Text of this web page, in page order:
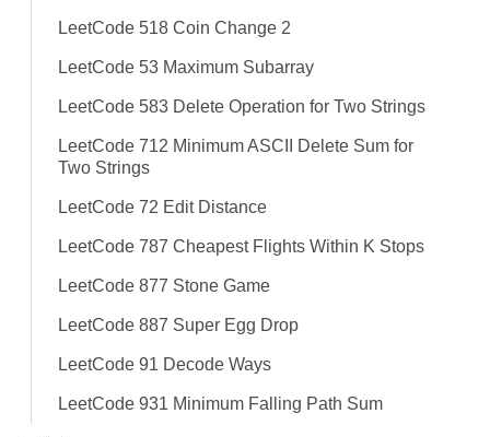
LeetCode 518 Coin Change 2
LeetCode 53 Maximum Subarray
LeetCode 583 Delete Operation for Two Strings
LeetCode 712 Minimum ASCII Delete Sum for
Two Strings
LeetCode 72 Edit Distance
LeetCode 787 Cheapest Flights Within K Stops
LeetCode 877 Stone Game
LeetCode 887 Super Egg Drop
LeetCode 91 Decode Ways
LeetCode 931 Minimum Falling Path Sum